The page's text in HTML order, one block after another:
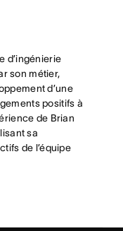
d’ingénierie
son métier,
d’une
positifs à
de Brian
sa
de l’équipe